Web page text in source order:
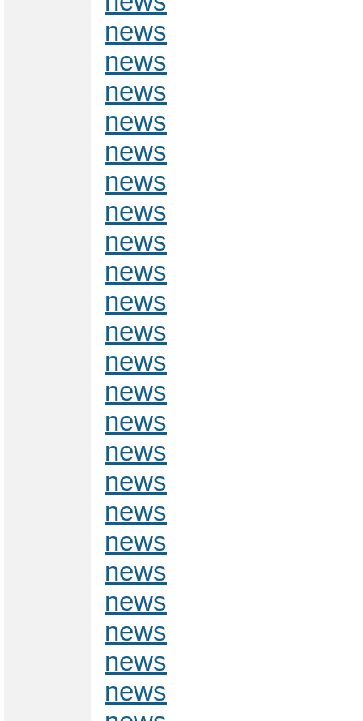
news
news
news
news
news
news
news
news
news
news
news
news
news
news
news
news
news
news
news
news
news
news
news